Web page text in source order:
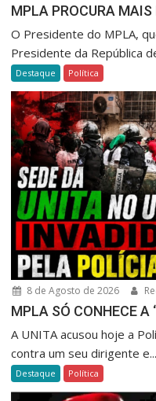
MPLA PROCURA MAIS
O Presidente do MPLA,
Presidente da República
Destaque Política
8 de Agosto de 2026
MPLA SÓ CONHECE A
A UNITA acusou hoje a
contra um seu dirigente e...
Destaque Política